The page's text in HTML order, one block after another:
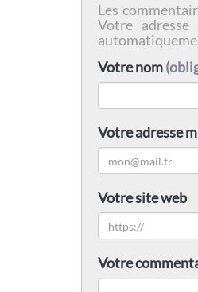
Les
Votre
Votre nom
Votre adresse
Votre site web
Votre